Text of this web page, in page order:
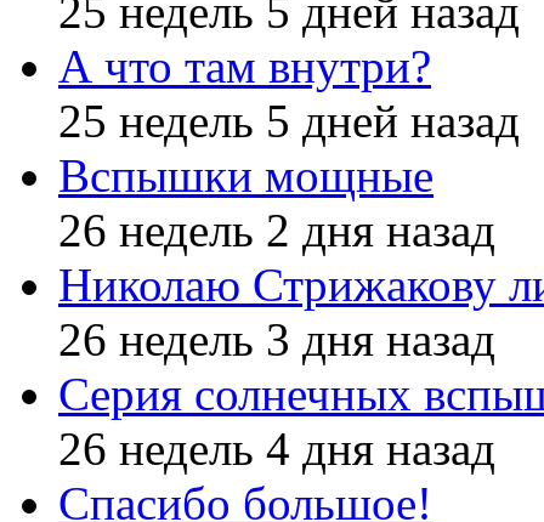
25 недель 5 дней назад
А что там внутри?
25 недель 5 дней назад
Вспышки мощные
26 недель 2 дня назад
Николаю Стрижакову
26 недель 3 дня назад
Серия солнечных
26 недель 4 дня назад
Спасибо большое!